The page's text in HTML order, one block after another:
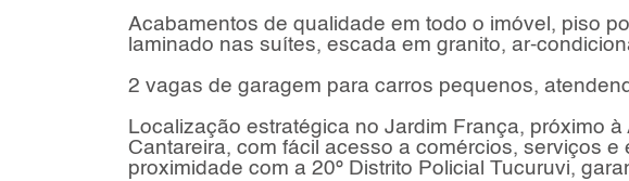
Acabamentos de qualidade em todo o imóvel, piso
laminado nas suítes, escada em granito, ar-
2 vagas de garagem para carros pequenos,
Localização estratégica no Jardim França, próximo
Cantareira, com fácil acesso a comércios, serviços
proximidade com a 20º Distrito Policial Tucuruvi,